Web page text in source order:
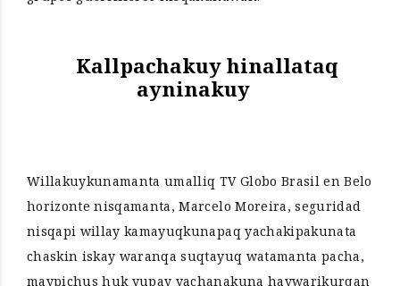
Kallpachakuy hinallataq
ayninakuy
Willakuykunamanta umalliq TV Globo Brasil en Belo
horizonte nisqamanta, Marcelo Moreira, seguridad
nisqapi willay kamayuqkunapaq yachakipakunata
chaskin iskay waranqa suqtayuq watamanta pacha,
maypichus huk yupay yachanakuna haywarikurqan